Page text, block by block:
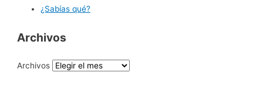
¿Sabías qué?
Archivos
Archivos